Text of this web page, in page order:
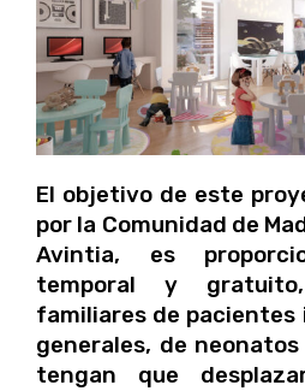
El objetivo de este
por la Comunidad de
Avintia, es
temporal y
familiares de pacientes
generales, de
tengan que